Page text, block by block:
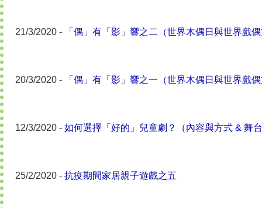
21/3/2020 - 「偶」有「影」響之二（世界木偶日與世界戲
20/3/2020 - 「偶」有「影」響之一（世界木偶日與世界戲
12/3/2020 - 如何選擇「好的」兒童劇？（內容與方式 & 舞
25/2/2020 - 抗疫期間家居親子遊戲之五